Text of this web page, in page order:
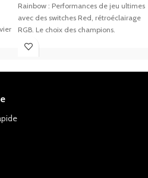
Rainbow : Performances de jeu ultimes
avec des switches Red, rétroéclairage
RGB. Le choix des champions.